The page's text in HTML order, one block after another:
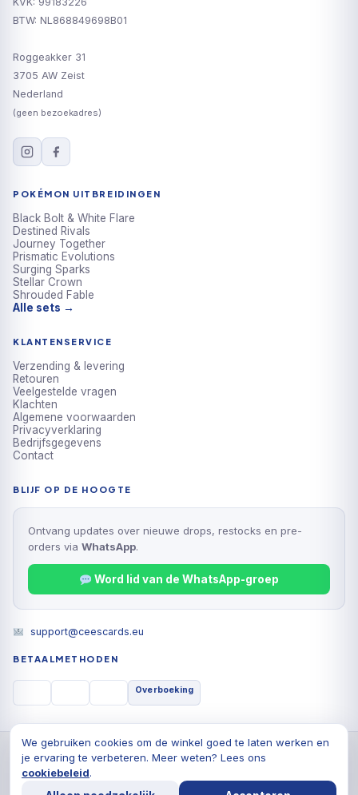
BTW: NL868849698B01
Roggeakker 31
3705 AW Zeist
Nederland
(geen bezoekadres)
POKÉMON UITBREIDINGEN
Black Bolt & White Flare
Destined Rivals
Journey Together
Prismatic Evolutions
Surging Sparks
Stellar Crown
Shrouded Fable
Alle sets →
KLANTENSERVICE
Verzending & levering
Retouren
Veelgestelde vragen
Klachten
Algemene voorwaarden
Privacyverklaring
Bedrijfsgegevens
Contact
BLIJF OP DE HOOGTE
Ontvang updates over nieuwe drops, restocks en pre-
orders via WhatsApp.
Word lid van de WhatsApp-groep
support@ceescards.eu
BETAALMETHODEN
Overboeking
© 2026 Cees Cards B.V., Alle rechten voorbehouden
PrivacyverklaringAlgemene voorwaarden Cookiebeleid
We gebruiken cookies om de winkel goed te laten werken en
je ervaring te verbeteren. Meer weten? Lees ons
cookiebeleid.